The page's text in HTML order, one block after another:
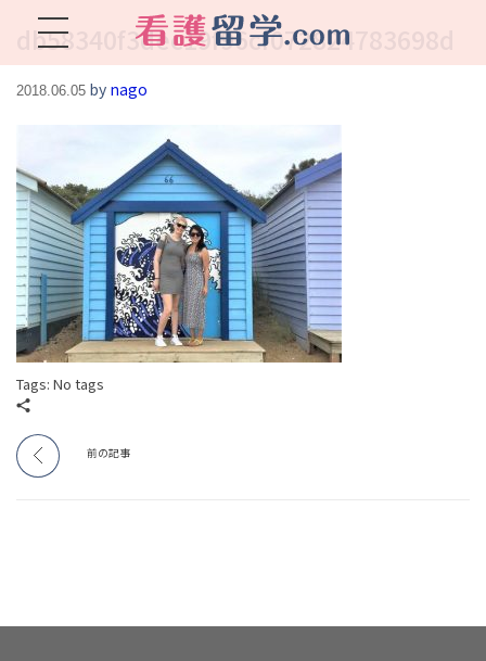
db58340f3dec19f96cf072824783698d
2018.06.05 by nago
Tags: No tags
前の記事